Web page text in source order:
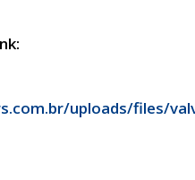
uploads/files/